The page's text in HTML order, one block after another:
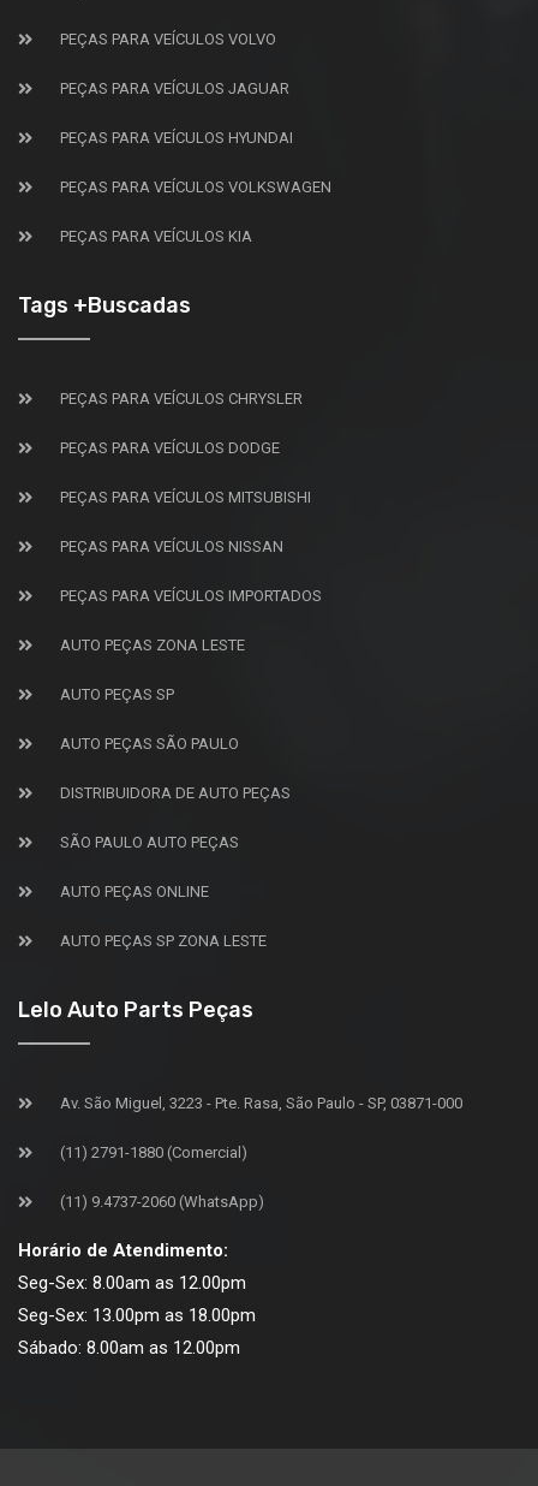
PEÇAS PARA VEÍCULOS VOLVO
PEÇAS PARA VEÍCULOS JAGUAR
PEÇAS PARA VEÍCULOS HYUNDAI
PEÇAS PARA VEÍCULOS VOLKSWAGEN
PEÇAS PARA VEÍCULOS KIA
Tags +Buscadas
PEÇAS PARA VEÍCULOS CHRYSLER
PEÇAS PARA VEÍCULOS DODGE
PEÇAS PARA VEÍCULOS MITSUBISHI
PEÇAS PARA VEÍCULOS NISSAN
PEÇAS PARA VEÍCULOS IMPORTADOS
AUTO PEÇAS ZONA LESTE
AUTO PEÇAS SP
AUTO PEÇAS SÃO PAULO
DISTRIBUIDORA DE AUTO PEÇAS
SÃO PAULO AUTO PEÇAS
AUTO PEÇAS ONLINE
AUTO PEÇAS SP ZONA LESTE
Lelo Auto Parts Peças
Av. São Miguel, 3223 - Pte. Rasa, São Paulo - SP, 03871-000
(11) 2791-1880 (Comercial)
(11) 9.4737-2060 (WhatsApp)
Horário de Atendimento:
Seg-Sex: 8.00am as 12.00pm
Seg-Sex: 13.00pm as 18.00pm
Sábado: 8.00am as 12.00pm